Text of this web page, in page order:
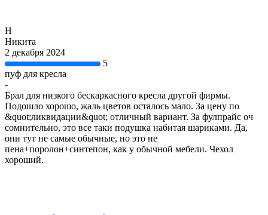
Н
Никита
2 декабря 2024
5
пуф для кресла
-
Брал для низкого бескаркасного кресла другой фирмы.
Подошло хорошо, жаль цветов осталось мало. За цену по
&quot;ликвидации&quot; отличный вариант. За фулпрайс оч
сомнительно, это все таки подушка набитая шариками. Да,
они тут не самые обычные, но это не
пена+поролон+синтепон, как у обычной мебели. Чехол
хороший.